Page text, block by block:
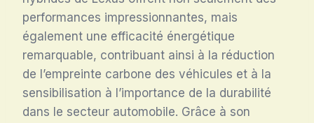
performances impressionnantes, mais
également une efficacité énergétique
remarquable, contribuant ainsi à la réduction
de l’empreinte carbone des véhicules et à la
sensibilisation à l’importance de la durabilité
dans le secteur automobile. Grâce à son